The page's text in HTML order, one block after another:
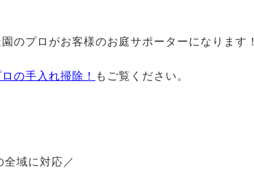
のプロがお客様のお庭サポーターになります！
の手入れ掃除！ もご覧ください。
全域に対応／